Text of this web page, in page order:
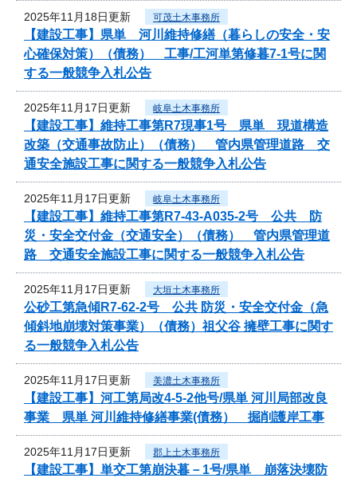
2025年11月18日更新 可茂土木事務所
【建設工事】県単 河川維持修繕（暮らしの安全・安
心確保対策）（債務） 工事/工河単第修暮7-1号に関
する一般競争入札公告
2025年11月17日更新 岐阜土木事務所
【建設工事】維持工事第R7現事1号 県単 現道構造
改築（交通事故防止）（債務） 管内県管理道路 交
通安全施設工事に関する一般競争入札公告
2025年11月17日更新 岐阜土木事務所
【建設工事】維持工事第R7-43-A035-2号 公共 防
災・安全交付金（交通安全）（債務） 管内県管理道
路 交通安全施設工事に関する一般競争入札公告
2025年11月17日更新 大垣土木事務所
公砂工第急傾R7-62-2号 公共 防災・安全交付金（急
傾斜地崩壊対策事業）（債務）祖父谷 擁壁工事に関す
る一般競争入札公告
2025年11月17日更新 美濃土木事務所
【建設工事】河工第局改4-5-2他号/県単 河川局部改良
事業 県単 河川維持修繕事業(債務） 掘削護岸工事
2025年11月17日更新 郡上土木事務所
【建設工事】単交工第崩決暮－1号/県単 崩落決壊防